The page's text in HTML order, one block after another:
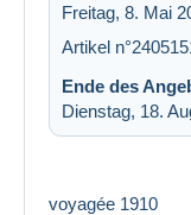
Freitag, 8. Mai
Artikel
Ende des
Dienstag, 18.
voyagée 1910